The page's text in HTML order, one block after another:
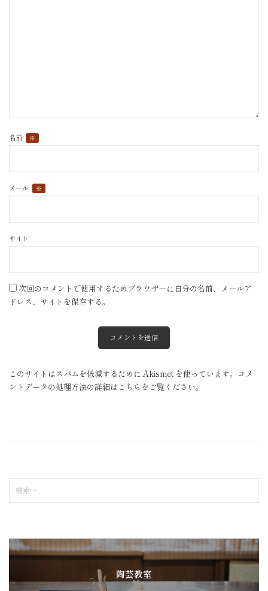
名前 ※
メール ※
サイト
次回のコメントで使用するためブラウザーに自分の名前、メールア
ドレス、サイトを保存する。
このサイトはスパムを低減するために Akismet を使っています。 コメ
ントデータの処理方法の詳細はこちらをご覧ください。
索
:
陶芸教室